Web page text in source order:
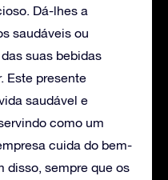
Dá-lhes a
saudáveis ou
suas bebidas
Este presente
saudável e
como um
cuida do bem-
disso, sempre que os